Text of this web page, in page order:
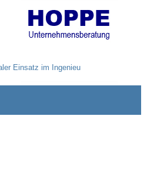
Einsatz im Ingenieu